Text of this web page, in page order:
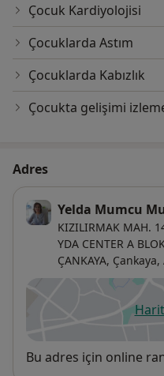
Çocuk Kardiyolojisi
Çocuklarda Astım
Çocuklarda Kabızlık
Çocukta gelişimi
Adres
Yelda Mumcu
KIZILIRMAK MAH.
YDA CENTER A
ÇANKAYA, Çankaya,
Uygunluk
Bu adres için online